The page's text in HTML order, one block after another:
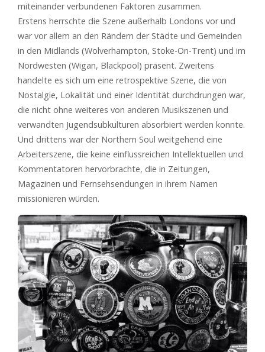
miteinander verbundenen Faktoren zusammen.
Erstens herrschte die Szene außerhalb Londons vor und
war vor allem an den Rändern der Städte und Gemeinden
in den Midlands (Wolverhampton, Stoke-On-Trent) und im
Nordwesten (Wigan, Blackpool) präsent. Zweitens
handelte es sich um eine retrospektive Szene, die von
Nostalgie, Lokalität und einer Identität durchdrungen war,
die nicht ohne weiteres von anderen Musikszenen und
verwandten Jugendsubkulturen absorbiert werden konnte.
Und drittens war der Northern Soul weitgehend eine
Arbeiterszene, die keine einflussreichen Intellektuellen und
Kommentatoren hervorbrachte, die in Zeitungen,
Magazinen und Fernsehsendungen in ihrem Namen
missionieren würden.